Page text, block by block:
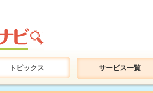
トピックス サービス一覧